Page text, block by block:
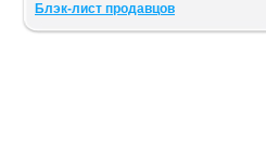
Блэк-лист продавцов